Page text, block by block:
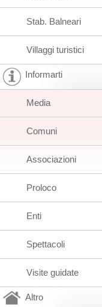
Stab. Balneari
Villaggi turistici
Informarti
Media
Comuni
Associazioni
Proloco
Enti
Spettacoli
Visite guidate
Altro